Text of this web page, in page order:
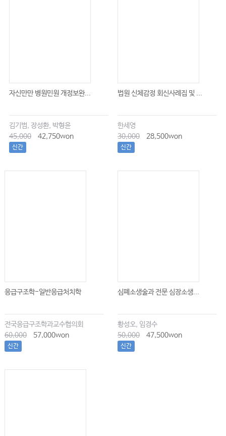
자신만만 병원민원 개정보완...
김기범, 장성환, 박형윤
45,000
42,750won
신간
법원 신체감정 회신사례집 및 ...
한세영
30,000
28,500won
신간
응급구조학-일반응급처치학
전국응급구조학과교수협의회
60,000
57,000won
신간
심폐소생술과 전문 심장소생...
황성오, 임경수
50,000
47,500won
신간